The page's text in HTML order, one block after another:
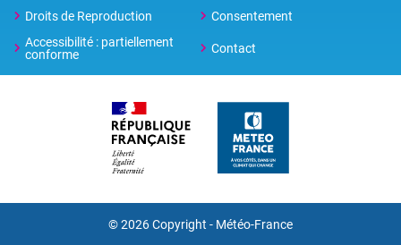
Droits de Reproduction
Consentement
Accessibilité : partiellement
conforme
Contact
© 2026 Copyright - Météo-France